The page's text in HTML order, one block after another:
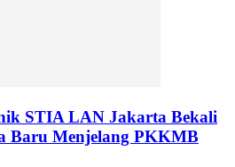
STIA LAN Jakarta Bekali
Baru Menjelang PKKMB